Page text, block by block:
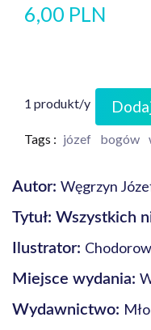
6,00 PLN
1 produkt/y
Tags : józef bogów
Autor: Węgrzyn
Tytuł: Wszystkich
Ilustrator:
Miejsce wydania:
Wydawnictwo: